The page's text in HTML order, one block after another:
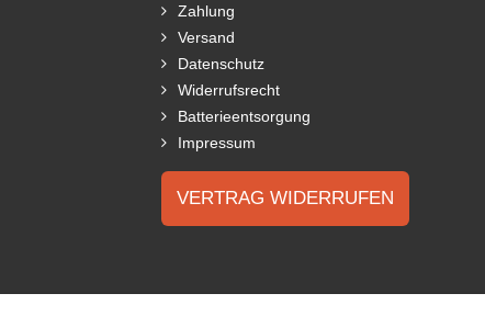
Zahlung
Versand
Datenschutz
Widerrufsrecht
Batterieentsorgung
Impressum
VERTRAG WIDERRUFEN